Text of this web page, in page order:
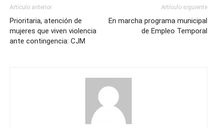
Artículo anterior
Prioritaria, atención de
mujeres que viven violencia
ante contingencia: CJM
Artículo siguiente
En marcha programa municipal
de Empleo Temporal